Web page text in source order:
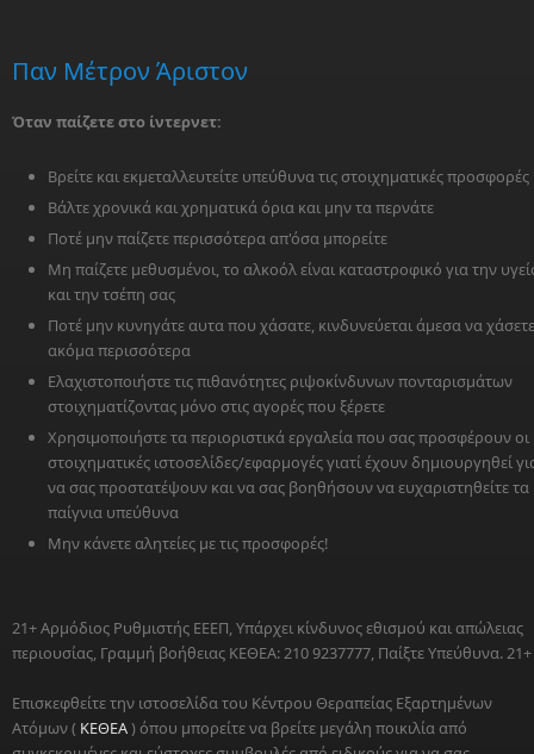
Παν Μέτρον Άριστον
Όταν παίζετε στο ίντερνετ:
Βρείτε και εκμεταλλευτείτε υπεύθυνα τις στοιχηματικές προσφορές
Βάλτε χρονικά και χρηματικά όρια και μην τα περνάτε
Ποτέ μην παίζετε περισσότερα απ'όσα μπορείτε
Μη παίζετε μεθυσμένοι, το αλκοόλ είναι καταστροφικό για την
και την τσέπη σας
Ποτέ μην κυνηγάτε αυτα που χάσατε, κινδυνεύεται άμεσα να χάσετε
ακόμα περισσότερα
Ελαχιστοποιήστε τις πιθανότητες ριψοκίνδυνων πονταρισμάτων
στοιχηματίζοντας μόνο στις αγορές που ξέρετε
Χρησιμοποιήστε τα περιοριστικά εργαλεία που σας προσφέρουν οι
στοιχηματικές ιστοσελίδες/εφαρμογές γιατί έχουν δημιουργηθεί
να σας προστατέψουν και να σας βοηθήσουν να ευχαριστηθείτε τα
παίγνια υπεύθυνα
Μην κάνετε αλητείες με τις προσφορές!
21+ Αρμόδιος Ρυθμιστής ΕΕΕΠ, Υπάρχει κίνδυνος εθισμού και απώλειας
περιουσίας, Γραμμή βοήθειας ΚΕΘΕΑ: 210 9237777, Παίξτε Υπεύθυνα. 21+
Επισκεφθείτε την ιστοσελίδα του Κέντρου Θεραπείας Εξαρτημένων
Ατόμων ( ΚΕΘΕΑ) όπου μπορείτε να βρείτε μεγάλη ποικιλία από